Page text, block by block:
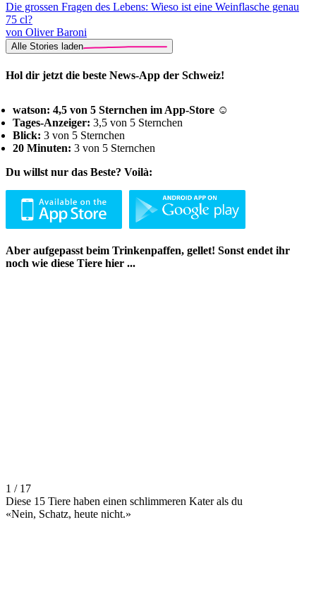
Die grossen Fragen des Lebens: Wieso ist eine Weinflasche genau
75 cl?
von Oliver Baroni
Alle Stories laden
Hol dir jetzt die beste News-App der Schweiz!
watson: 4,5 von 5 Sternchen im App-Store ☺
Tages-Anzeiger: 3,5 von 5 Sternchen
Blick: 3 von 5 Sternchen
20 Minuten: 3 von 5 Sternchen
Du willst nur das Beste? Voilà:
Aber aufgepasst beim Trinkenpaffen, gellet! Sonst endet ihr
noch wie diese Tiere hier ...
1 / 17
Diese 15 Tiere haben einen schlimmeren Kater als du
«Nein, Schatz, heute nicht.»